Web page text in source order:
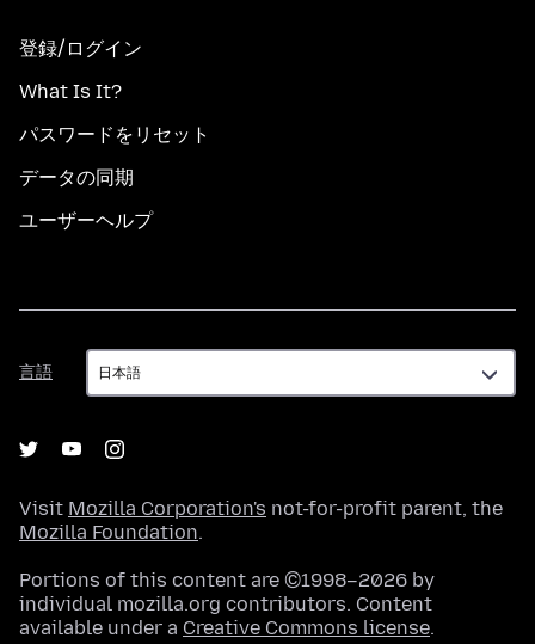
登録/ログイン
What Is It?
パスワードをリセット
データの同期
ユーザーヘルプ
言語
言
語
Visit Mozilla Corporation's not-for-profit parent, the
Mozilla Foundation.
Portions of this content are ©1998–2026 by
individual mozilla.org contributors. Content
available under a Creative Commons license.